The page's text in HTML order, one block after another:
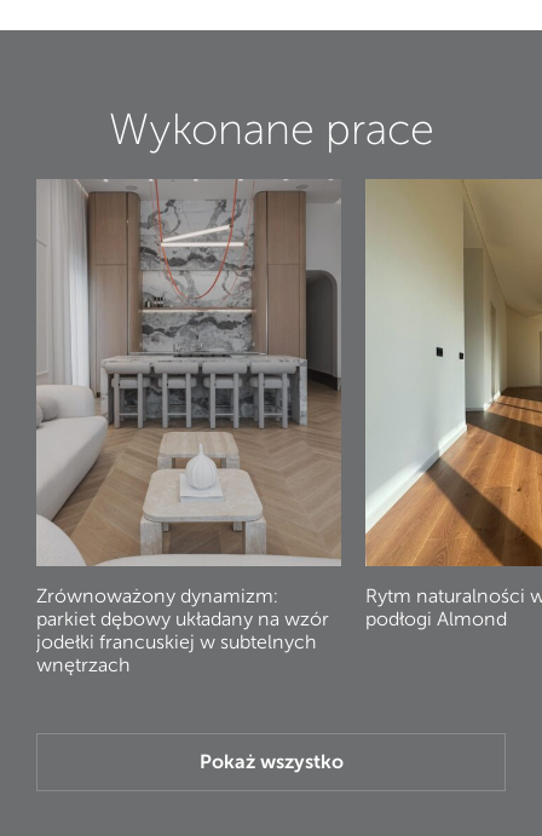
Wykonane prace
Zrównoważony dynamizm:
parkiet dębowy układany na wzór
jodełki francuskiej w subtelnych
wnętrzach
Rytm naturalności
podłogi Almond
Pokaż wszystko